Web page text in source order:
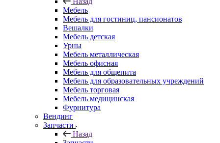
Мебель
Мебель для гостиниц, пансионатов
Вешалки
Мебель детская
Урны
Мебель металлическая
Мебель офисная
Мебель для общепита
Мебель для образовательных учреждений
Мебель торговая
Мебель медицинская
Фурнитура
Вендинг
Запчасти
Назад